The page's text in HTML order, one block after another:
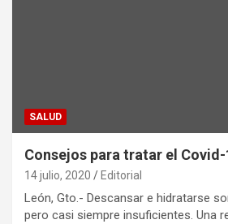
SALUD
Consejos para tratar el Covid-
14 julio, 2020 Editorial
León, Gto.- Descansar e hidratarse
pero casi siempre insuficientes. Una